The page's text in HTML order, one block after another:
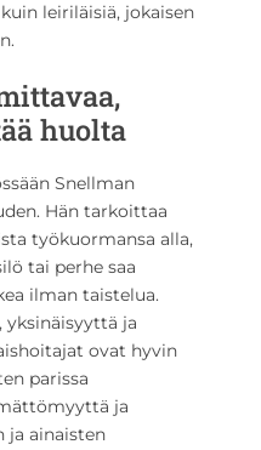
leiriläisiä, jokaisen
huolta
Snellman
Hän tarkoittaa
työkuormansa alla,
tai perhe saa
ilman taistelua.
yksinäisyyttä ja
ovat hyvin
parissa
ja
ja ainaisten